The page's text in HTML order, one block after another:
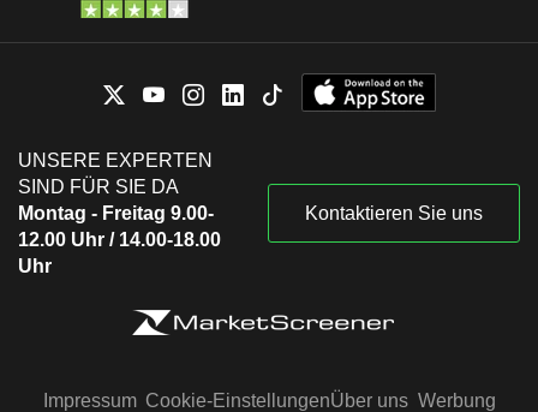
UNSERE EXPERTEN
SIND FÜR SIE DA
Montag - Freitag 9.00-
12.00 Uhr / 14.00-18.00
Uhr
Kontaktieren Sie uns
Impressum Cookie-EinstellungenÜber uns Werbung